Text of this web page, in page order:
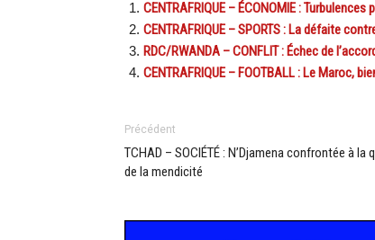
CENTRAFRIQUE – ÉCONOMIE :
CENTRAFRIQUE – SPORTS : La défaite
RDC/RWANDA – CONFLIT : Échec de
CENTRAFRIQUE – FOOTBALL : Le Maroc,
Précédent
TCHAD – SOCIÉTÉ : N’Djamena confrontée à la
de la mendicité